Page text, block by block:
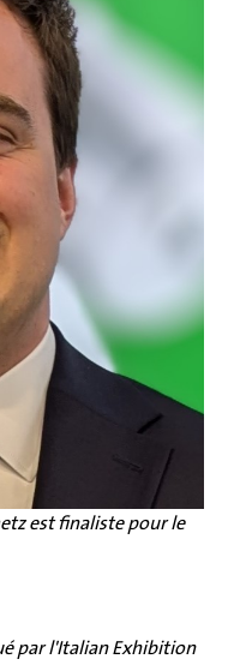
est finaliste pour le
par l'Italian Exhibition